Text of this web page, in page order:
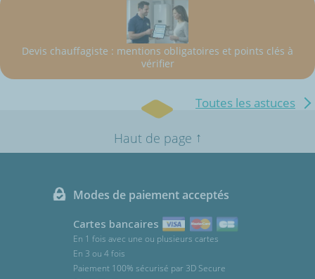
Devis chauffagiste : mentions obligatoires et points clés à
vérifier
Toutes les astuces
Haut de page ↑
Modes de paiement acceptés
Cartes bancaires
En 1 fois avec une ou plusieurs cartes
En 3 ou 4 fois
Paiement 100% sécurisé par 3D Secure